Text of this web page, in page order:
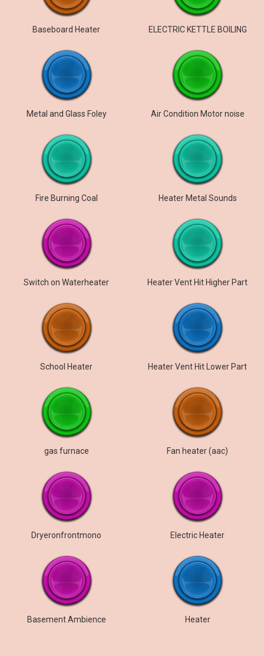
Baseboard Heater ELECTRIC KETTLE BOILING
Metal and Glass Foley Air Condition Motor noise
Fire Burning Coal Heater Metal Sounds
Switch on Waterheater Heater Vent Hit Higher Part
School Heater Heater Vent Hit Lower Part
gas furnace Fan heater (aac)
Dryeronfrontmono Electric Heater
Basement Ambience Heater